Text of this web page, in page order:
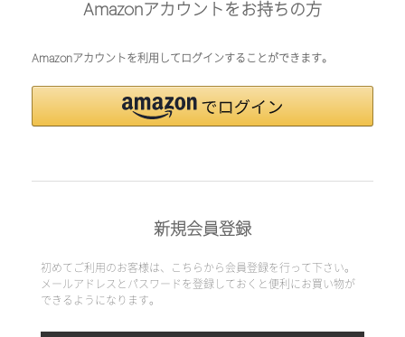
Amazonアカウントをお持ちの方
Amazonアカウントを利用してログインすることができます。
新規会員登録
初めてご利用のお客様は、こちらから会員登録を行って下さい。
メールアドレスとパスワードを登録しておくと便利にお買い物が
できるようになります。